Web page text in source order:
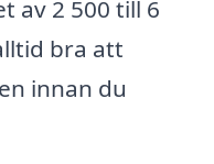
av 2 500 till 6
bra att
innan du